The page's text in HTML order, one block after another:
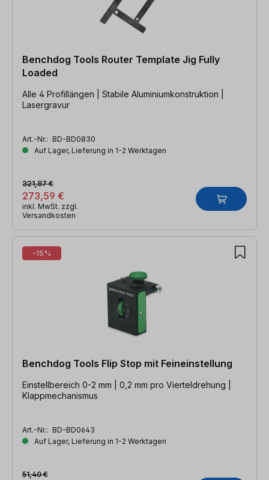
Benchdog Tools Router Template Jig Fully
Loaded
Alle 4 Profillängen | Stabile Aluminiumkonstruktion |
Lasergravur
Art.-Nr.: BD-BD0830
Auf Lager, Lieferung in 1-2 Werktagen
273,59 €
321,87 €
inkl. MwSt. zzgl.
Versandkosten
-15%
Benchdog Tools Flip Stop mit Feineinstellung
Einstellbereich 0-2 mm | 0,2 mm pro Vierteldrehung |
Klappmechanismus
Art.-Nr.: BD-BD0643
Auf Lager, Lieferung in 1-2 Werktagen
51,40 €